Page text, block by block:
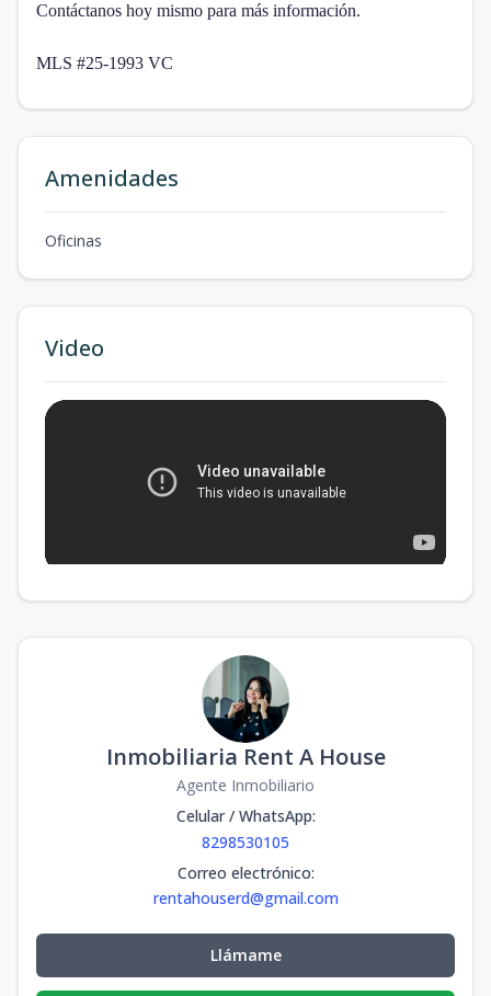
Contáctanos hoy mismo para más información.
MLS #25-1993 VC
Amenidades
Oficinas
Video
Inmobiliaria Rent A House
Agente Inmobiliario
Celular / WhatsApp:
8298530105
Correo electrónico:
rentahouserd@gmail.com
Llámame